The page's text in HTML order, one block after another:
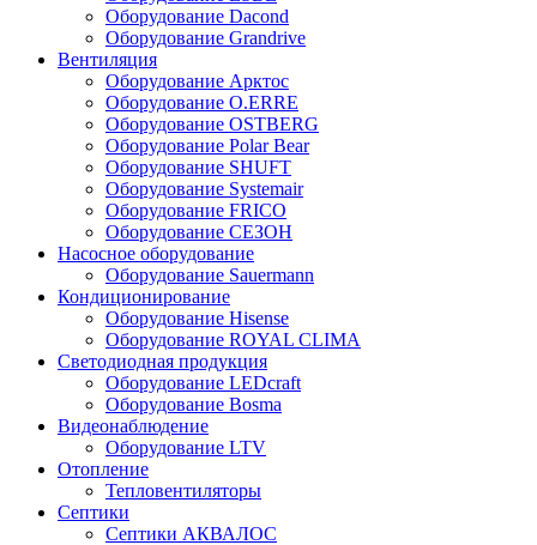
Оборудование Dacond
Оборудование Grandrive
Вентиляция
Оборудование Арктос
Оборудование O.ERRE
Оборудование OSTBERG
Оборудование Polar Bear
Оборудование SHUFT
Оборудование Systemair
Оборудование FRICO
Оборудование СЕЗОН
Насосное оборудование
Оборудование Sauermann
Кондиционирование
Оборудование Hisense
Оборудование ROYAL CLIMA
Светодиодная продукция
Оборудование LEDcraft
Оборудование Bosma
Видеонаблюдение
Оборудование LTV
Отопление
Тепловентиляторы
Септики
Септики АКВАЛОС